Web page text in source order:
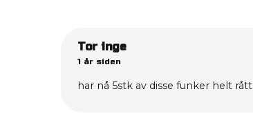
Tor inge
1 år siden
har nå 5stk av disse funker helt rått